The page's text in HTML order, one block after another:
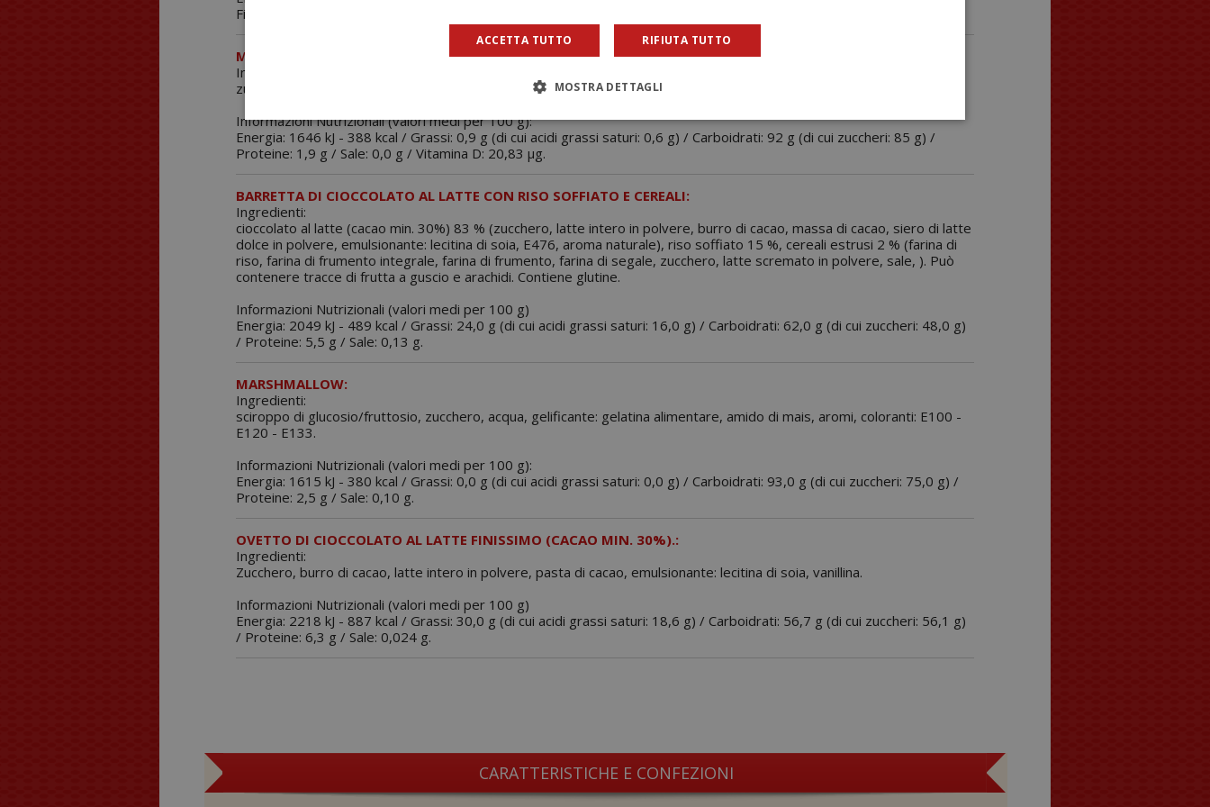
Fibra 2,4 g / Proteine: 0,0 g / Sale: 0,0 g.
MICROSFERE SOLUBILI AL GUSTO CIOCCOLATO:
Ingredienti:
zucchero, fruttosio, cacao in polvere zuccherato (8,3%), sciroppo di glucosio, vitamina D3 (colecalciferolo), aromi.
Informazioni Nutrizionali (valori medi per 100 g):
Energia: 1646 kJ - 388 kcal / Grassi: 0,9 g (di cui acidi grassi saturi: 0,6 g) / Carboidrati: 92 g (di cui zuccheri: 85 g) /
Proteine: 1,9 g / Sale: 0,0 g / Vitamina D: 20,83 µg.
BARRETTA DI CIOCCOLATO AL LATTE CON RISO SOFFIATO E CEREALI:
Ingredienti:
cioccolato al latte (cacao min. 30%) 83 % (zucchero, latte intero in polvere, burro di cacao, massa di cacao, siero di latte
dolce in polvere, emulsionante: lecitina di soia, E476, aroma naturale), riso soffiato 15 %, cereali estrusi 2 % (farina di
riso, farina di frumento integrale, farina di frumento, farina di segale, zucchero, latte scremato in polvere, sale, ). Può
contenere tracce di frutta a guscio e arachidi. Contiene glutine.
Informazioni Nutrizionali (valori medi per 100 g)
Energia: 2049 kJ - 489 kcal / Grassi: 24,0 g (di cui acidi grassi saturi: 16,0 g) / Carboidrati: 62,0 g (di cui zuccheri: 48,0 g)
/ Proteine: 5,5 g / Sale: 0,13 g.
MARSHMALLOW:
Ingredienti:
sciroppo di glucosio/fruttosio, zucchero, acqua, gelificante: gelatina alimentare, amido di mais, aromi, coloranti: E100 -
E120 - E133.
Informazioni Nutrizionali (valori medi per 100 g):
Energia: 1615 kJ - 380 kcal / Grassi: 0,0 g (di cui acidi grassi saturi: 0,0 g) / Carboidrati: 93,0 g (di cui zuccheri: 75,0 g) /
Proteine: 2,5 g / Sale: 0,10 g.
OVETTO DI CIOCCOLATO AL LATTE FINISSIMO (CACAO MIN. 30%).:
Ingredienti:
Zucchero, burro di cacao, latte intero in polvere, pasta di cacao, emulsionante: lecitina di soia, vanillina.
Informazioni Nutrizionali (valori medi per 100 g)
Energia: 2218 kJ - 887 kcal / Grassi: 30,0 g (di cui acidi grassi saturi: 18,6 g) / Carboidrati: 56,7 g (di cui zuccheri: 56,1 g)
/ Proteine: 6,3 g / Sale: 0,024 g.
CARATTERISTICHE E CONFEZIONI
ACCETTA TUTTO RIFIUTA TUTTO
MOSTRA DETTAGLI